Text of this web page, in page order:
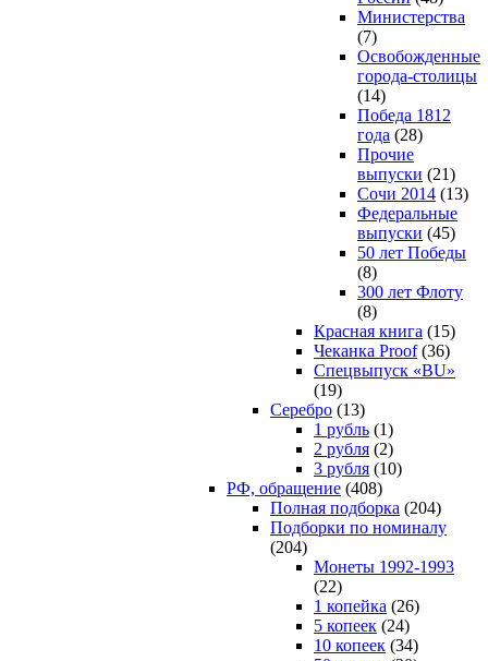
Министерства
(7)
Освобожденные
города-столицы
(14)
Победа 1812
года (28)
Прочие
выпуски (21)
Сочи 2014 (13)
Федеральные
выпуски (45)
50 лет Победы
(8)
300 лет Флоту
(8)
Красная книга (15)
Чеканка Proof(36)
Спецвыпуск «BU»
(19)
Серебро (13)
1 рубль (1)
2 рубля (2)
3 рубля (10)
РФ, обращение (408)
Полная подборка (204)
Подборки по номиналу
(204)
Монеты 1992-1993
(22)
1 копейка (26)
5 копеек (24)
10 копеек (34)